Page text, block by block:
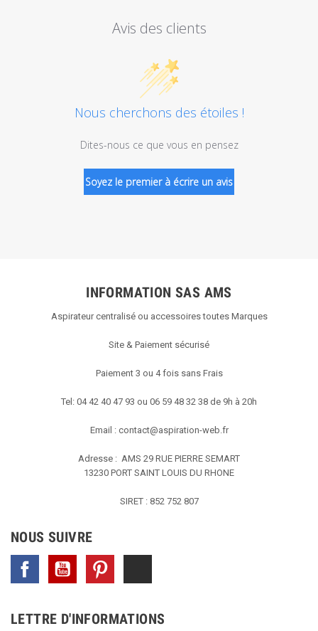
Avis des clients
Nous cherchons des étoiles !
Dites-nous ce que vous en pensez
Soyez le premier à écrire un avis
INFORMATION SAS AMS
Aspirateur centralisé ou accessoires toutes Marques
Site & Paiement sécurisé
Paiement 3 ou 4 fois sans Frais
Tel: 04 42 40 47 93 ou 06 59 48 32 38 de 9h à 20h
Email : contact@aspiration-web.fr
Adresse : AMS 29 RUE PIERRE SEMART
13230 PORT SAINT LOUIS DU RHONE
SIRET : 852 752 807
NOUS SUIVRE
Facebook YouTube
LETTRE D'INFORMATIONS